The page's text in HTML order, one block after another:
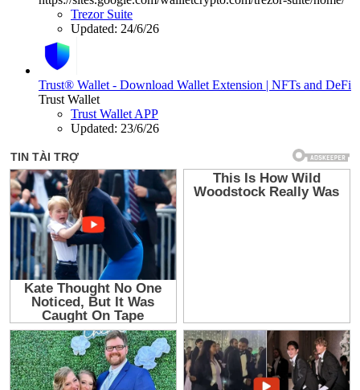
Trezor Suite
Updated: 24/6/26
Trust® Wallet - Download Wallet Extension | NFTs and DeFi
Trust Wallet
Trust Wallet APP
Updated: 23/6/26